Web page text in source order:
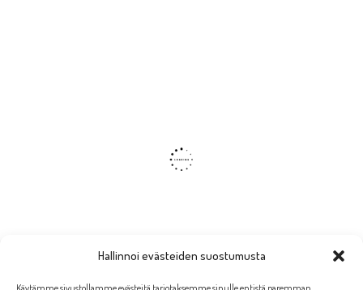
Hallinnoi evästeiden suostumusta